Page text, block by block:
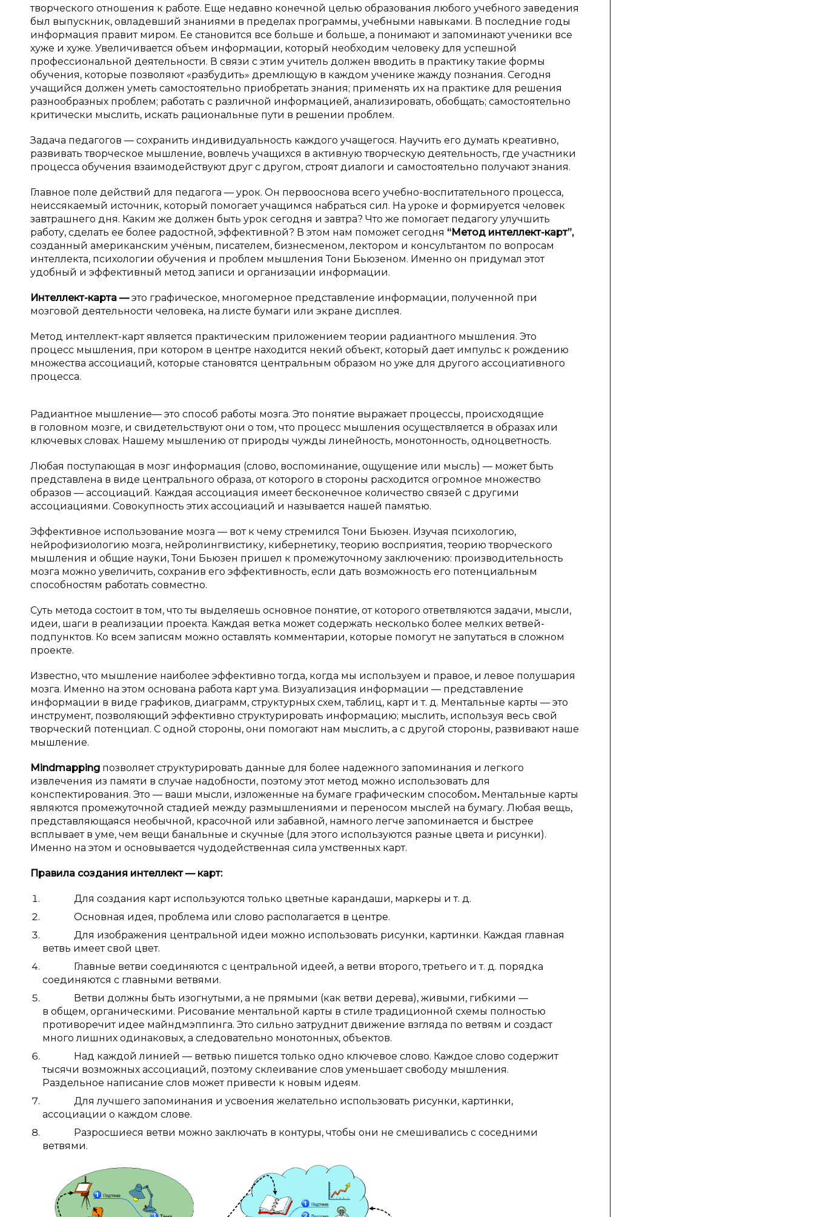
творческого отношения к работе. Еще недавно конечной целью образования любого учебного заведения
был выпускник, овладевший знаниями в пределах программы, учебными навыками. В последние годы
информация правит миром. Ее становится все больше и больше, а понимают и запоминают ученики все
хуже и хуже. Увеличивается объем информации, который необходим человеку для успешной
профессиональной деятельности. В связи с этим учитель должен вводить в практику такие формы
обучения, которые позволяют «разбудить» дремлющую в каждом ученике жажду познания. Сегодня
учащийся должен уметь самостоятельно приобретать знания; применять их на практике для решения
разнообразных проблем; работать с различной информацией, анализировать, обобщать; самостоятельно
критически мыслить, искать рациональные пути в решении проблем.
Задача педагогов — сохранить индивидуальность каждого учащегося. Научить его думать креативно,
развивать творческое мышление, вовлечь учащихся в активную творческую деятельность, где участники
процесса обучения взаимодействуют друг с другом, строят диалоги и самостоятельно получают знания.
Главное поле действий для педагога — урок. Он первооснова всего учебно-воспитательного процесса,
неиссякаемый источник, который помогает учащимся набраться сил. На уроке и формируется человек
завтрашнего дня. Каким же должен быть урок сегодня и завтра? Что же помогает педагогу улучшить
работу, сделать ее более радостной, эффективной? В этом нам поможет сегодня “Метод интеллект-карт”,
созданный американским учёным, писателем, бизнесменом, лектором и консультантом по вопросам
интеллекта, психологии обучения и проблем мышления Тони Бьюзеном. Именно он придумал этот
удобный и эффективный метод записи и организации информации.
Интеллект-карта —это графическое, многомерное представление информации, полученной при
мозговой деятельности человека, на листе бумаги или экране дисплея.
Метод интеллект-карт является практическим приложением теории радиантного мышления. Это
процесс мышления, при котором в центре находится некий объект, который дает импульс к рождению
множества ассоциаций, которые становятся центральным образом но уже для другого ассоциативного
процесса.
Радиантное мышление— это способ работы мозга. Это понятие выражает процессы, происходящие
в головном мозге, и свидетельствуют они о том, что процесс мышления осуществляется в образах или
ключевых словах. Нашему мышлению от природы чужды линейность, монотонность, одноцветность.
Любая поступающая в мозг информация (слово, воспоминание, ощущение или мысль) — может быть
представлена в виде центрального образа, от которого в стороны расходится огромное множество
образов — ассоциаций. Каждая ассоциация имеет бесконечное количество связей с другими
ассоциациями. Совокупность этих ассоциаций и называется нашей памятью.
Эффективное использование мозга — вот к чему стремился Тони Бьюзен. Изучая психологию,
нейрофизиологию мозга, нейролингвистику, кибернетику, теорию восприятия, теорию творческого
мышления и общие науки, Тони Бьюзен пришел к промежуточному заключению: производительность
мозга можно увеличить, сохранив его эффективность, если дать возможность его потенциальным
способностям работать совместно.
Суть метода состоит в том, что ты выделяешь основное понятие, от которого ответвляются задачи, мысли,
идеи, шаги в реализации проекта. Каждая ветка может содержать несколько более мелких ветвей-
подпунктов. Ко всем записям можно оставлять комментарии, которые помогут не запутаться в сложном
проекте.
Известно, что мышление наиболее эффективно тогда, когда мы используем и правое, и левое полушария
мозга. Именно на этом основана работа карт ума. Визуализация информации — представление
информации в виде графиков, диаграмм, структурных схем, таблиц, карт и т. д. Ментальные карты — это
инструмент, позволяющий эффективно структурировать информацию; мыслить, используя весь свой
творческий потенциал. С одной стороны, они помогают нам мыслить, а с другой стороны, развивают наше
мышление.
Mindmapping позволяет структурировать данные для более надежного запоминания и легкого
извлечения из памяти в случае надобности, поэтому этот метод можно использовать для
конспектирования. Это — ваши мысли, изложенные на бумаге графическим способом. Ментальные карты
являются промежуточной стадией между размышлениями и переносом мыслей на бумагу. Любая вещь,
представляющаяся необычной, красочной или забавной, намного легче запоминается и быстрее
всплывает в уме, чем вещи банальные и скучные (для этого используются разные цвета и рисунки).
Именно на этом и основывается чудодейственная сила умственных карт.
Правила создания интеллект — карт:
Для создания карт используются только цветные карандаши, маркеры и т. д.
Основная идея, проблема или слово располагается в центре.
Для изображения центральной идеи можно использовать рисунки, картинки. Каждая главная
ветвь имеет свой цвет.
Главные ветви соединяются с центральной идеей, а ветви второго, третьего и т. д. порядка
соединяются с главными ветвями.
Ветви должны быть изогнутыми, а не прямыми (как ветви дерева), живыми, гибкими —
в общем, органическими. Рисование ментальной карты в стиле традиционной схемы полностью
противоречит идее майндмэппинга. Это сильно затруднит движение взгляда по ветвям и создаст
много лишних одинаковых, а следовательно монотонных, объектов.
Над каждой линией — ветвью пишется только одно ключевое слово. Каждое слово содержит
тысячи возможных ассоциаций, поэтому склеивание слов уменьшает свободу мышления.
Раздельное написание слов может привести к новым идеям.
Для лучшего запоминания и усвоения желательно использовать рисунки, картинки,
ассоциации о каждом слове.
Разросшиеся ветви можно заключать в контуры, чтобы они не смешивались с соседними
ветвями.